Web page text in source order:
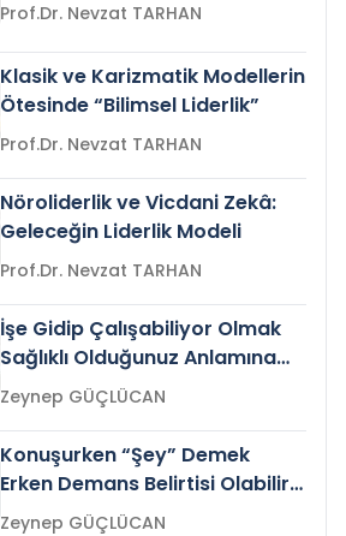
Prof.Dr. Nevzat TARHAN
Klasik ve Karizmatik Modellerin
Ötesinde “Bilimsel Liderlik”
Prof.Dr. Nevzat TARHAN
Nöroliderlik ve Vicdani Zekâ:
Geleceğin Liderlik Modeli
Prof.Dr. Nevzat TARHAN
İşe Gidip Çalışabiliyor Olmak
Sağlıklı Olduğunuz Anlamına
Gelir mi?Zeynep GÜÇLÜCAN
Konuşurken “Şey” Demek
Erken Demans Belirtisi Olabilir
mi?
Zeynep GÜÇLÜCAN